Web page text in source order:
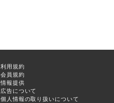
利用規約
会員規約
情報提供
広告について
個人情報の取り扱いについて